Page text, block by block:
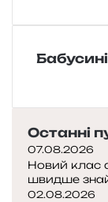
Останні
07.08.2026
Новий клас
швидше
02.08.2026